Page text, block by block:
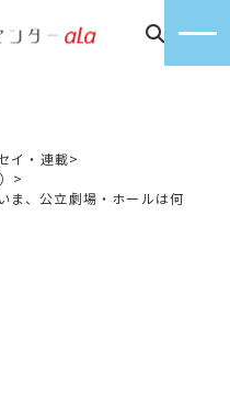
イ・連載>
>
、公立劇場・ホールは何